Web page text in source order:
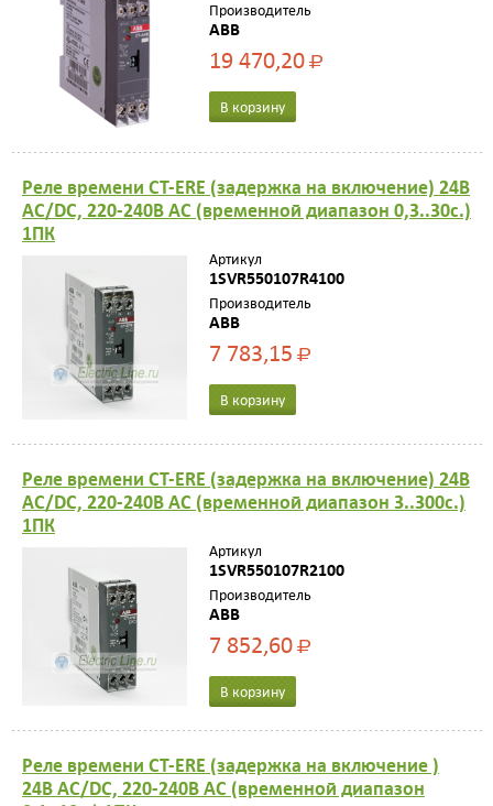
Производитель
ABB
19 470,20Р
В корзину
Реле времени CT-ERE (задержка на включение) 24В
AC/DC, 220-240В AC (временной диапазон 0,3..30с.)
1ПК
Артикул
1SVR550107R4100
Производитель
ABB
7 783,15Р
В корзину
Реле времени CT-ERE (задержка на включение) 24В
AC/DC, 220-240В AC (временной диапазон 3..300с.)
1ПК
Артикул
1SVR550107R2100
Производитель
ABB
7 852,60Р
В корзину
Реле времени CT-ERE (задержка на включение )
24В AC/DC, 220-240В AC (временной диапазон